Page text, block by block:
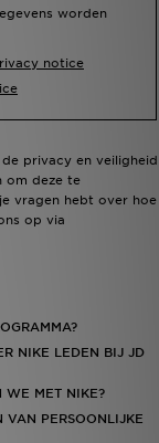
worden
notice
privacy en veiligheid
om deze te
vragen hebt over hoe
op via
NIKE LEDEN BIJ JD
WE MET NIKE?
VAN PERSOONLIJKE